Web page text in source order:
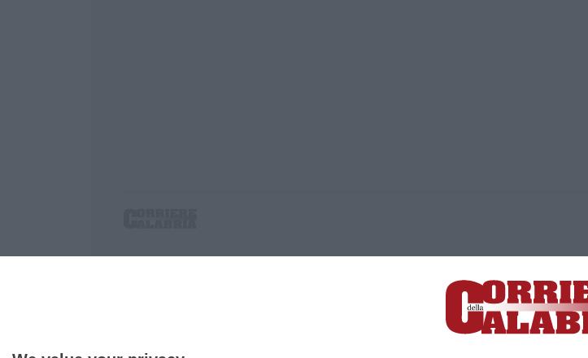
P.IVA. 03199620794, Via del mare 6/G, S.Eufemia, Lamezia Terme (CZ)
Iscrizione tribunale di Lamezia Terme 5/2011 - Direttore responsabile Paola Militano |Privacy